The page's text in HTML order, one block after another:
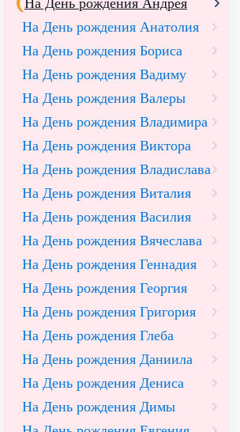
На День рождения Андрея
На День рождения Анатолия
На День рождения Бориса
На День рождения Вадиму
На День рождения Валеры
На День рождения Владимира
На День рождения Виктора
На День рождения Владислава
На День рождения Виталия
На День рождения Василия
На День рождения Вячеслава
На День рождения Геннадия
На День рождения Георгия
На День рождения Григория
На День рождения Глеба
На День рождения Даниила
На День рождения Дениса
На День рождения Димы